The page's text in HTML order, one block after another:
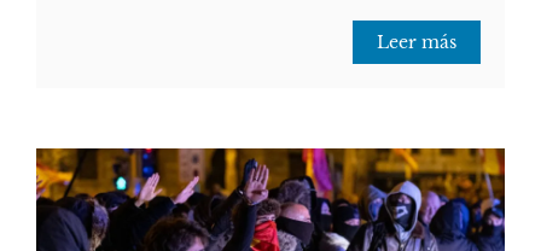
Leer más